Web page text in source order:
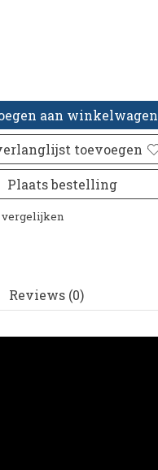
aan winkelwagen
toevoegen
Plaats bestelling
vergelijken
Reviews (0)